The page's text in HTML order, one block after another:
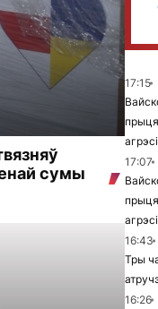
сумы
17:15
17:07
16:43
Тры
16:26